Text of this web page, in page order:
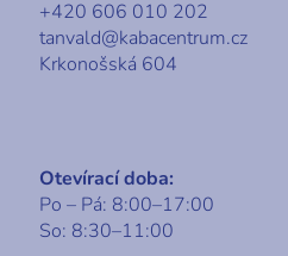
+420 606 010 202
tanvald@kabacentrum.cz
Krkonošská 604
Otevírací doba:
Po – Pá: 8:00–17:00
So: 8:30–11:00